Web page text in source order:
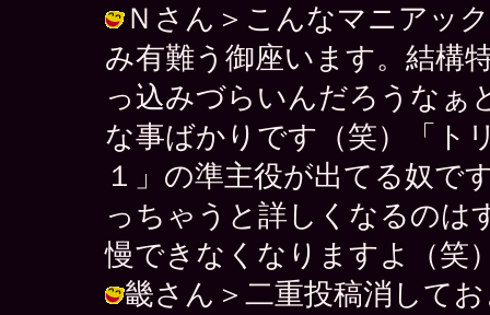
Ｎさん＞こんなマニアッ
み有難う御座います。結構
っ込みづらいんだろうなぁ
な事ばかりです（笑）「ト
１」の準主役が出てる奴で
っちゃうと詳しくなるのは
慢できなくなりますよ（笑
畿さん＞二重投稿消して